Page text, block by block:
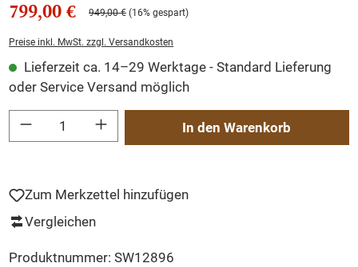
799,00 € 949,00 € (16% gespart)
Preise inkl. MwSt. zzgl. Versandkosten
Lieferzeit ca. 14–29 Werktage - Standard Lieferung
oder Service Versand möglich
Produkt Anzahl: Gib den gewünschten Wert ein oder benutze die Schaltflächen
In den Warenkorb
Zum Merkzettel hinzufügen
Vergleichen
Produktnummer: SW12896